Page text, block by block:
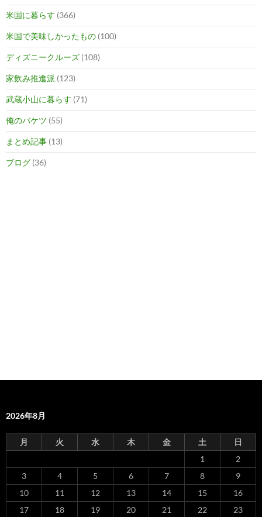
米国に暮らす (366)
米国で美味しかったもの (100)
ディズニークルーズ (108)
家飲み推進派 (123)
武蔵小山に暮らす (71)
俺のバケツ (55)
まとめ記事 (13)
ブログ (36)
2026年8月
月 火 水 木 金 土
日
1
2
3
4 5 6 7 8
9
10
11 12 13 14 15
16
17
18 19 20 21 22
23